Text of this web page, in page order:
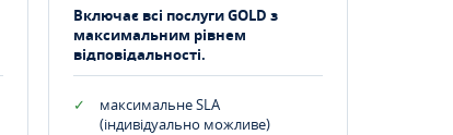
Включає всі послуги GOLD з
максимальним рівнем
відповідальності.
максимальне SLA
(індивідуально можливе)